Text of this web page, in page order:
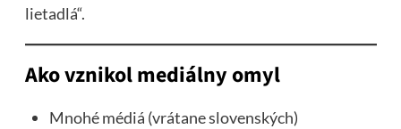
lietadlá“.
Ako vznikol mediálny omyl
Mnohé médiá (vrátane slovenských)